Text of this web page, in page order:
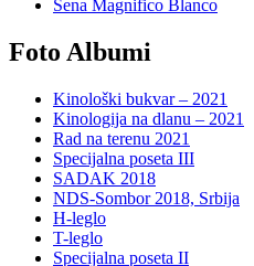
Sena Magnifico Blanco
Foto Albumi
Kinološki bukvar – 2021
Kinologija na dlanu – 2021
Rad na terenu 2021
Specijalna poseta III
SADAK 2018
NDS-Sombor 2018, Srbija
H-leglo
T-leglo
Specijalna poseta II